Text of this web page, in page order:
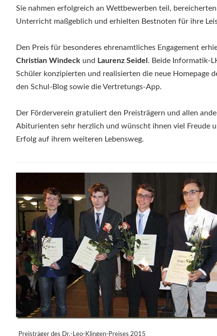
Sie nahmen erfolgreich an Wettbewerben teil,
Unterricht maßgeblich und erhielten Bestnoten für ihre
Den Preis für besonderes ehrenamtliches Engagement
Christian Windeck und Laurenz Seidel . Beide Informatik-
Schüler konzipierten und realisierten die neue Homepage
den Schul-Blog sowie die Vertretungs-App.
Der Förderverein gratuliert den Preisträgern und allen
Abiturienten sehr herzlich und wünscht ihnen viel Freude
Erfolg auf ihrem weiteren Lebensweg.
Preisträger des Dr.-Leo-Klingen-Preises 2015